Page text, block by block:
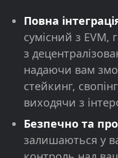
Повна
сумісний з EVM,
з
надаючи вам
стейкинг,
виходячи з
Безпечно та
залишаються у